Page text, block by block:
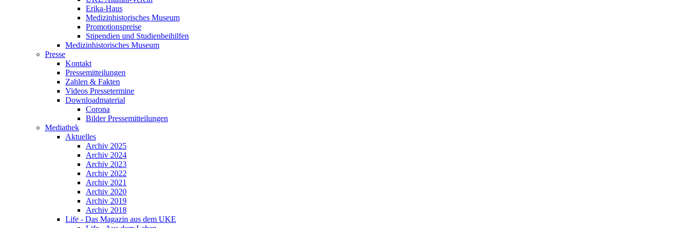
Erika-Haus
Medizinhistorisches Museum
Promotionspreise
Stipendien und Studienbeihilfen
Medizinhistorisches Museum
Presse
Kontakt
Pressemitteilungen
Zahlen & Fakten
Videos Pressetermine
Downloadmaterial
Corona
Bilder Pressemitteilungen
Mediathek
Aktuelles
Archiv 2025
Archiv 2024
Archiv 2023
Archiv 2022
Archiv 2021
Archiv 2020
Archiv 2019
Archiv 2018
Life - Das Magazin aus dem UKE